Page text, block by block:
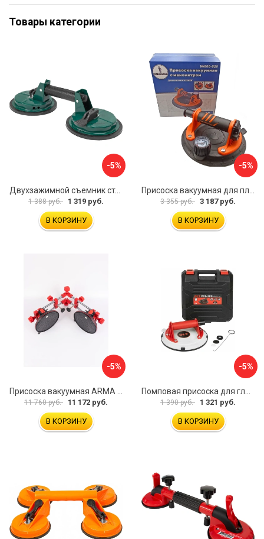
Товары категории
-5%
Двухзажимной съемник стекол Rockforce RF-63404(18564)
1 388 руб. 1 319 руб.
В КОРЗИНУ
-5%
3 355 руб. 3 187 руб.
В КОРЗИНУ
-5%
Присоска вакуумная ARMA P625A
11 760 руб. 11 172 руб.
В КОРЗИНУ
-5%
Помповая присоска для гладкой и шероховатой плитки DLT VST-209 1114
1 390 руб. 1 321 руб.
В КОРЗИНУ